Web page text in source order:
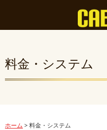
料金・システム
ホーム >料金・システム